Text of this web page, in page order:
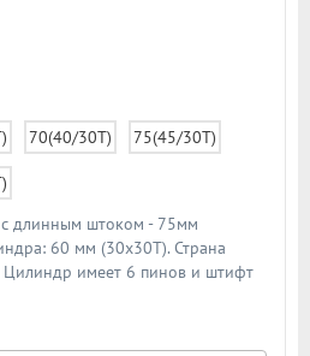
70(40/30T) 75(45/30Т)
длинным штоком - 75мм
60 мм (30х30T). Страна
Цилиндр имеет 6 пинов и штифт